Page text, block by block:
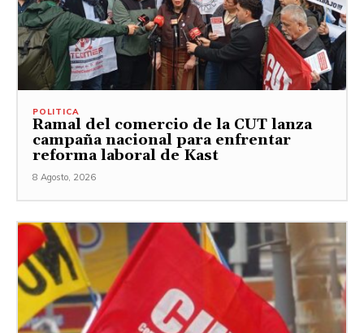
POLITICA
Ramal del comercio de la CUT lanza
campaña nacional para enfrentar
reforma laboral de Kast
8 Agosto, 2026